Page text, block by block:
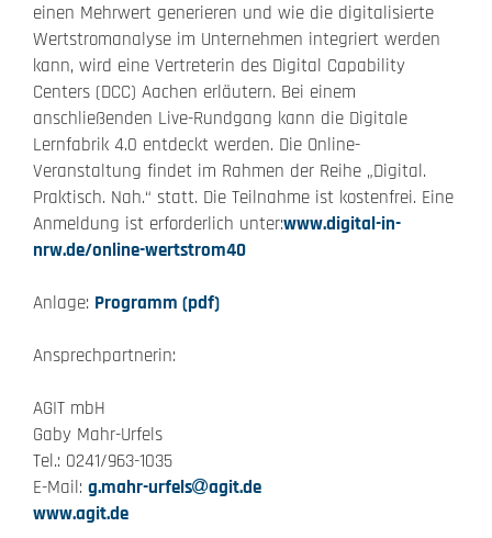
einen Mehrwert generieren und wie die digitalisierte
Wertstromanalyse im Unternehmen integriert werden
kann, wird eine Vertreterin des Digital Capability
Centers (DCC) Aachen erläutern. Bei einem
anschließenden Live-Rundgang kann die Digitale
Lernfabrik 4.0 entdeckt werden. Die Online-
Veranstaltung findet im Rahmen der Reihe „Digital.
Praktisch. Nah.“ statt. Die Teilnahme ist kostenfrei. Eine
Anmeldung ist erforderlich unter:www.digital-in-
nrw.de/online-wertstrom40
Anlage: Programm (pdf)
Ansprechpartnerin:
AGIT mbH
Gaby Mahr-Urfels
Tel.: 0241/963-1035
E-Mail: g.mahr-urfels
agit.de
www.agit.de